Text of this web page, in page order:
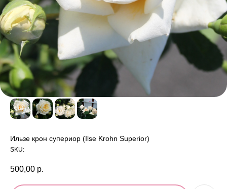
Ильзе крон супериор (Ilse Krohn Superior)
SKU:
500,00 р.